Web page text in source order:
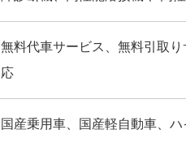
無料代車サービス、無料引取
応
国産乗用車、国産軽自動車、